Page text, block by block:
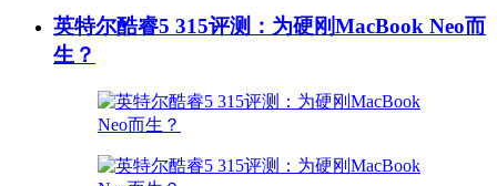
英特尔酷睿5 315评测：为硬刚MacBook Neo而
生？